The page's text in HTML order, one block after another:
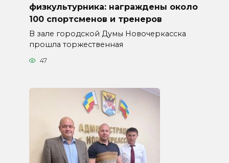
физкультурника: награждены около
100 спортсменов и тренеров
В зале городской Думы Новочеркасска
прошла торжественная
47